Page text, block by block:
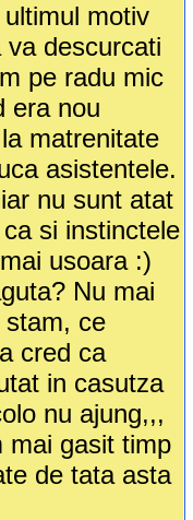
motiv
descurcati
pe radu mic
era nou
matrenitate
asistentele.
nu sunt atat
si instinctele
usoara :)
Nu mai
stam, ce
cred ca
in casutza
nu ajung,,,
mai gasit timp
de tata asta